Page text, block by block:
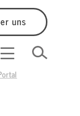
uns